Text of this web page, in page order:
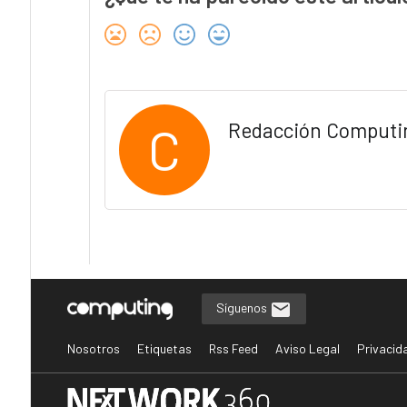
C Redacción
Síguenos
Nosotros Etiquetas Rss Feed Aviso Legal